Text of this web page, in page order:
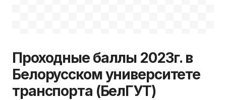
Проходные баллы 2023г. в
Белорусском университете
транспорта (БелГУТ)